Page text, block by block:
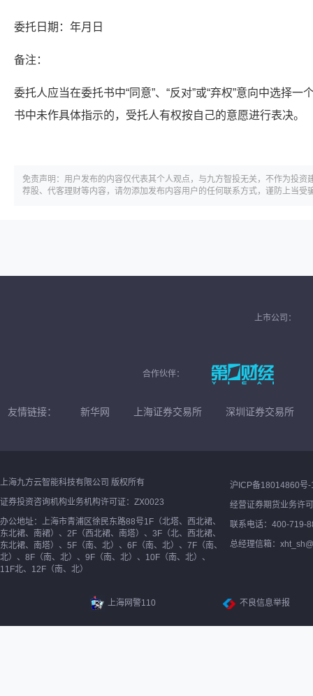
委托日期：年月日
备注：
委托人应当在委托书中“同意”、“反对”或“弃权”意向中选择一
书中未作具体指示的，受托人有权按自己的意愿进行表决。
免责声明：用户发布的内容仅代表其个人观点，与九方智投无关，不作为投
荐股、代客理财等内容，请勿添加发布内容用户的任何联系方式，谨防上当受
上市公司：
合作伙伴：
友情链接： 新华网 上海证券交易所 深圳证券交易所
上海九方云智能科技有限公司 版权所有
证券投资咨询机构业务机构许可证：ZX0023
办公地址：上海市青浦区徐民东路88号1F（北塔、西北裙、
东北裙、南裙）、2F（西北裙、南塔）、3F（北、西北裙、
东北裙、南塔）、5F（南、北）、6F（南、北）、7F（南、
北）、8F（南、北）、9F（南、北）、10F（南、北）、
11F北、12F（南、北）
沪ICP备18014860号-
经营证券期货业务许
联系电话：400-719-
总经理信箱：
上海网警110 不良信息举报